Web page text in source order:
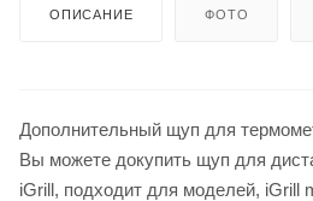
ОПИСАНИЕ ФОТО
Дополнительный щуп для
Вы можете докупить щуп для
iGrill, подходит для моделей, iGrill